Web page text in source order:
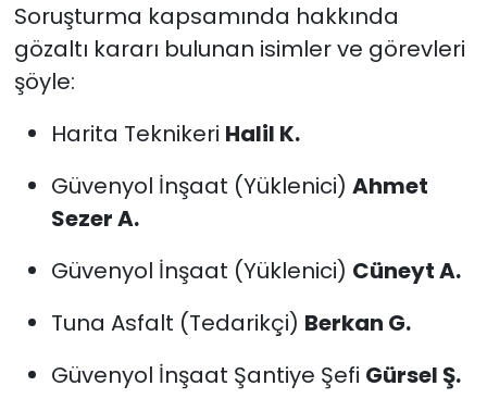
Soruşturma kapsamında hakkında
gözaltı kararı bulunan isimler ve görevleri
şöyle:
Harita Teknikeri Halil K.
Güvenyol İnşaat (Yüklenici) Ahmet
Sezer A.
Güvenyol İnşaat (Yüklenici) Cüneyt A.
Tuna Asfalt (Tedarikçi) Berkan G.
Güvenyol İnşaat Şantiye Şefi Gürsel Ş.